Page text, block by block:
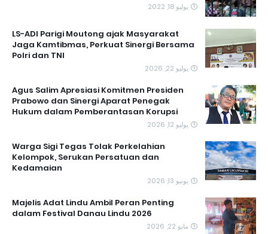
يوليو 18, 2022
LS-ADI Parigi Moutong ajak Masyarakat
Jaga Kamtibmas, Perkuat Sinergi Bersama
Polri dan TNI
يوليو 22, 2026
Agus Salim Apresiasi Komitmen Presiden
Prabowo dan Sinergi Aparat Penegak
Hukum dalam Pemberantasan Korupsi
يوليو 12, 2026
Warga Sigi Tegas Tolak Perkelahian
Kelompok, Serukan Persatuan dan
Kedamaian
يونيو 13, 2026
Majelis Adat Lindu Ambil Peran Penting
dalam Festival Danau Lindu 2026
مايو 22, 2026